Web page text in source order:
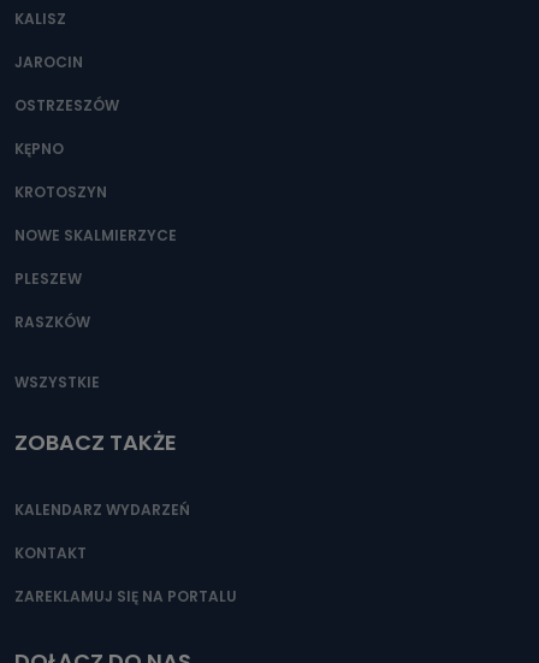
KALISZ
JAROCIN
OSTRZESZÓW
KĘPNO
KROTOSZYN
NOWE SKALMIERZYCE
PLESZEW
RASZKÓW
WSZYSTKIE
ZOBACZ TAKŻE
KALENDARZ WYDARZEŃ
KONTAKT
ZAREKLAMUJ SIĘ NA PORTALU